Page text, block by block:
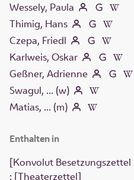
Enthalten in
[Konvolut
: [Theaterzettel]
Wessely, Paula
Thimig, Hans
Czepa, Friedl
Karlweis, Oskar
Geßner, Adrienne
Swagul, ... (w)
Matias, ... (m)